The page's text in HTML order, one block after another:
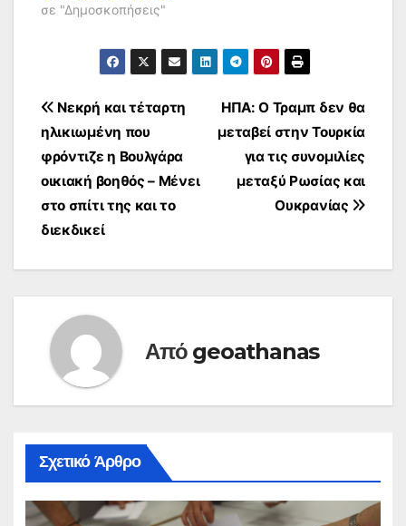
σε "Δημοσκοπήσεις"
Πλοήγηση
άρθρων
ΗΠΑ: Ο Τραμπ δεν θα
μεταβεί στην Τουρκία
για τις συνομιλίες
μεταξύ Ρωσίας και
Ουκρανίας
Νεκρή και τέταρτη
ηλικιωμένη που
φρόντιζε η Βουλγάρα
οικιακή βοηθός – Μένει
στο σπίτι της και το
διεκδικεί
Από geoathanas
Σχετικό Άρθρο